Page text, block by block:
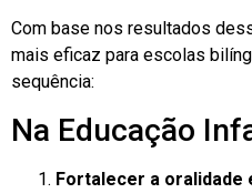
Com base nos resultados
mais eficaz para escolas
sequência:
Na Educação
Fortalecer a oralidade